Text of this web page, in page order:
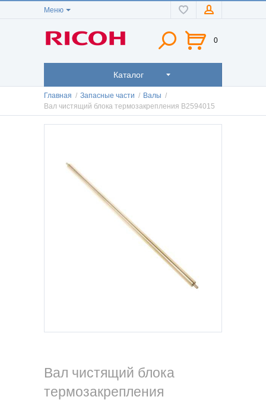
Меню
0
Каталог
Главная / Запасные части / Валы /
Вал чистящий блока термозакрепления B2594015
Вал чистящий блока
термозакрепления